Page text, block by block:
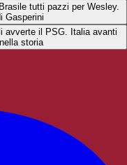
tutti pazzi per Wesley.
Gasperini
avverte il PSG. Italia avanti
storia